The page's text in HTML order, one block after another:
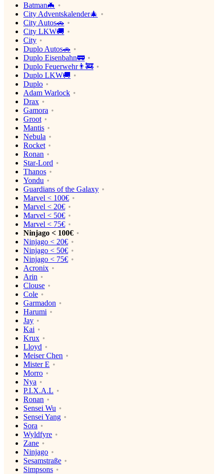
Batman🦇
City Adventskalender🎄
City Autos🚗
City LKW🚚
City
Duplo Autos🚗
Duplo Eisenbahn🚃
Duplo Feuerwehr👨‍🚒
Duplo LKW🚚
Duplo
Adam Warlock
Drax
Gamora
Groot
Mantis
Nebula
Rocket
Ronan
Star-Lord
Thanos
Yondu
Guardians of the Galaxy
Marvel < 100€
Marvel < 20€
Marvel < 50€
Marvel < 75€
Ninjago < 100€
Ninjago < 20€
Ninjago < 50€
Ninjago < 75€
Acronix
Arin
Clouse
Cole
Garmadon
Harumi
Jay
Kai
Krux
Lloyd
Meiser Chen
Mister E
Morro
Nya
P.I.X.A.L
Ronan
Sensei Wu
Sensei Yang
Sora
Wyldfyre
Zane
Ninjago
Sesamstraße
Simpsons